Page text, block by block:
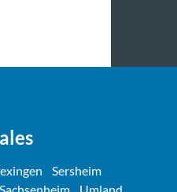
Sersheim